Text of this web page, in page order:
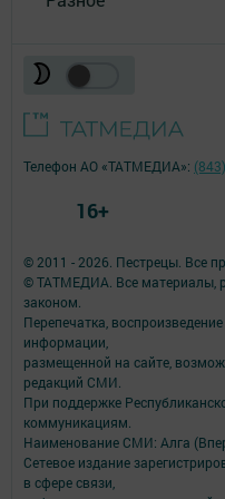
© 2011 - 2026. Пестрецы. Все
© ТАТМЕДИА. Все материалы,
законом.
Перепечатка,
информации,
размещенной на сайте,
редакций СМИ.
При поддержке
коммуникациям.
Наименование СМИ: Алга
Сетевое издание
в сфере связи,
Телефон АО «ТАТМЕДИА»:
16+